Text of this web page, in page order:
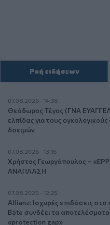
Ροή ειδήσεων
07.08.2026 - 14:38
Θεόδωρος Τέγος (ΓΝΑ
ελπίδας για τους
δοκιμών
07.08.2026 - 13:16
Χρήστος Γεωργόπουλος –
ΑΝΑΠΛΑΣΗ
07.08.2026 - 12:25
Allianz: Ισχυρές επιδόσεις
Bäte συνδέει τα αποτελέσματα
«protection gap»